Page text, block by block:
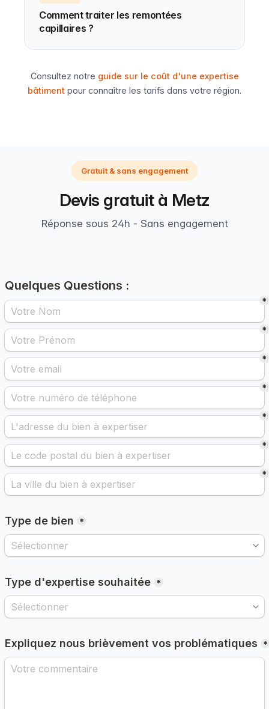
Comment traiter les remontées
capillaires ?
Consultez notre guide sur le coût d'une expertise
bâtiment pour connaître les tarifs dans votre région.
Gratuit & sans engagement
Devis gratuit à Metz
Réponse sous 24h - Sans engagement